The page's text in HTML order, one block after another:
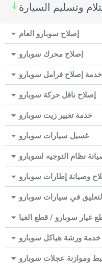
وتسليم السيارة
إصلاح سوبارو العام
إصلاح محرك سوبارو
خدمة إصلاح فرامل سوبارو
إصلاح ناقل حركة سوبارو
خدمة تغيير زيت سوبارو
غسيل سيارات سوبارو
نظام التوجيه لسوبارو
وصيانة إطارات سوبارو
في سيارات سوبارو
غيار سوبارو / قطع الغيا
خدمة ورشة هياكل سوبارو
وموازنة عجلات سوبارو